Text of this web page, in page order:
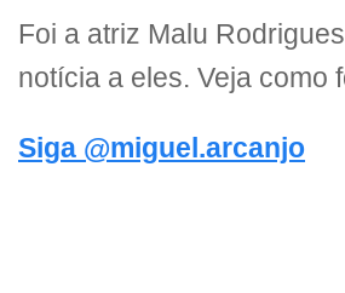
Foi a atriz Malu
notícia a eles. Veja como
Siga @miguel.arcanjo